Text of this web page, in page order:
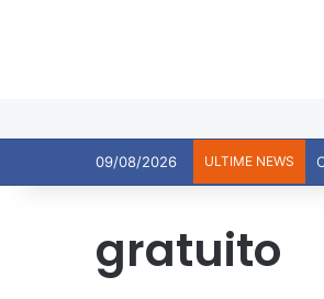
09/08/2026 ULTIME NEWS
gratuito